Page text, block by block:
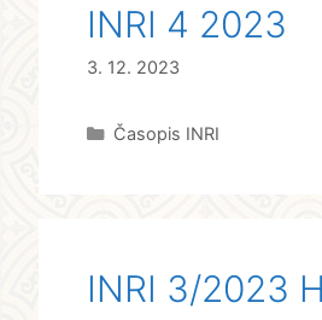
INRI 4 2023
3. 12. 2023
Rubriky
Časopis INRI
INRI 3/2023